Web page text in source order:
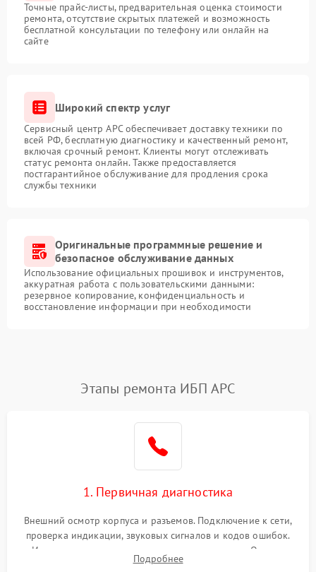
Точные прайс-листы, предварительная оценка стоимости
ремонта, отсутствие скрытых платежей и возможность
бесплатной консультации по телефону или онлайн на
сайте
Широкий спектр услуг
Сервисный центр APC обеспечивает доставку техники по
всей РФ, бесплатную диагностику и качественный ремонт,
включая срочный ремонт. Клиенты могут отслеживать
статус ремонта онлайн. Также предоставляется
постгарантийное обслуживание для продления срока
службы техники
Оригинальные программные решение и
безопасное обслуживание данных
Использование официальных прошивок и инструментов,
аккуратная работа с пользовательскими данными:
резервное копирование, конфиденциальность и
восстановление информации при необходимости
Этапы ремонта ИБП APC
1. Первичная диагностика
Внешний осмотр корпуса и разъемов. Подключение к сети,
проверка индикации, звуковых сигналов и кодов ошибок.
Измерение входного и выходного напряжения. Оценка
реакции ИБП на отключение основного питания без
Подробнее